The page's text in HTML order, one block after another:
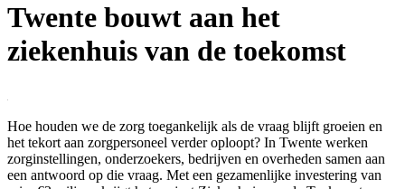
Twente bouwt aan het
ziekenhuis van de toekomst
Hoe houden we de zorg toegankelijk als de vraag blijft groeien en
het tekort aan zorgpersoneel verder oploopt? In Twente werken
zorginstellingen, onderzoekers, bedrijven en overheden samen aan
een antwoord op die vraag. Met een gezamenlijke investering van